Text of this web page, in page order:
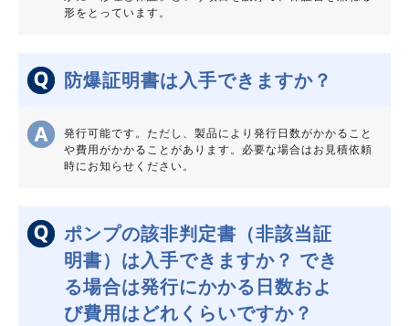
形をとっています。
防爆証明書は入手できますか？
発行可能です。ただし、製品により発行日数がかかること
や費用がかかることがあります。必要な場合はお見積依頼
時にお知らせください。
ポンプの該非判定書（非該当証
明書）は入手できますか？ でき
る場合は発行にかかる日数およ
び費用はどれくらいですか？